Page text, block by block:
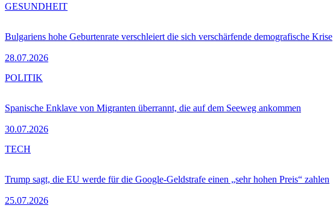
Bulgariens hohe Geburtenrate verschleiert die sich verschärfende demografische Krise
28.07.2026
GESUNDHEIT
Spanische Enklave von Migranten überrannt, die auf dem Seeweg ankommen
30.07.2026
POLITIK
Trump sagt, die EU werde für die Google-Geldstrafe einen „sehr hohen Preis“ zahlen
25.07.2026
TECH